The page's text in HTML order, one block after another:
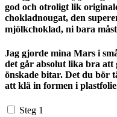
god och otroligt lik
chokladnougat, den
mjölkchoklad, ni bara
Jag gjorde mina Mars i
det går absolut lika bra att
önskade bitar. Det du bör
att klä in formen i
Steg 1